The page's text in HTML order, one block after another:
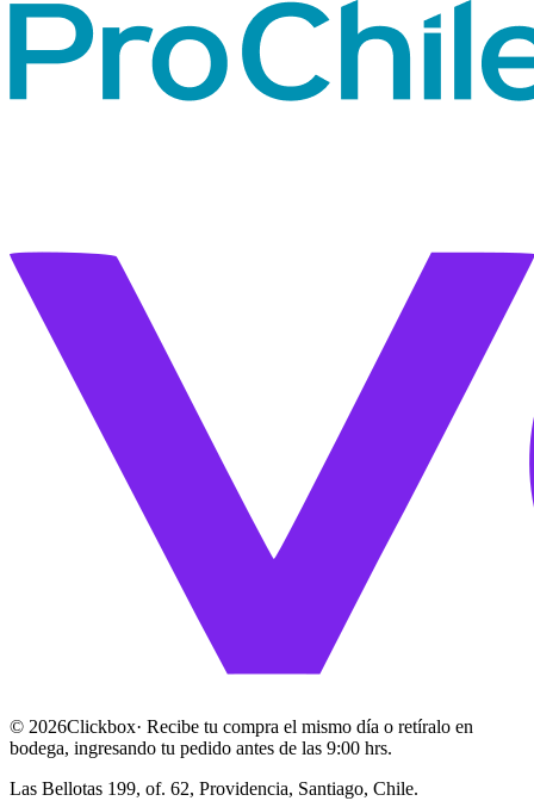
© 2026Clickbox· Recibe tu compra el mismo día o retíralo en
bodega, ingresando tu pedido antes de las 9:00 hrs.
Las Bellotas 199, of. 62, Providencia, Santiago, Chile.